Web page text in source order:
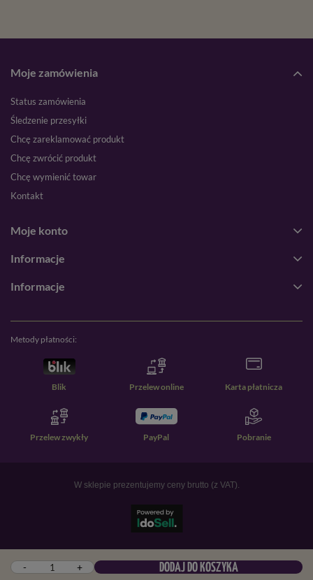
- + DODAJ DO KOSZYKA
Moje zamówienia
Status zamówienia
Śledzenie przesyłki
Chcę zareklamować produkt
Chcę zwrócić produkt
Chcę wymienić towar
Kontakt
Moje konto
Informacje
Informacje
Metody płatności:
Blik Przelew online Karta płatnicza
Przelew zwykły PayPal Pobranie
W sklepie prezentujemy ceny brutto (z VAT).